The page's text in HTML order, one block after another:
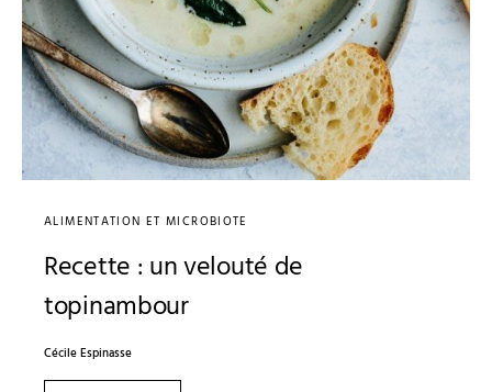
ALIMENTATION ET MICROBIOTE
Recette : un velouté de
topinambour
Cécile Espinasse